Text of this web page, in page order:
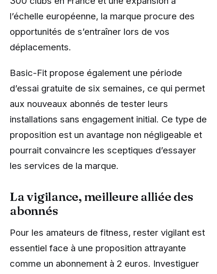
l’échelle européenne, la marque procure des
opportunités de s’entraîner lors de vos
déplacements.
Basic-Fit propose également une période
d’essai gratuite de six semaines, ce qui permet
aux nouveaux abonnés de tester leurs
installations sans engagement initial. Ce type de
proposition est un avantage non négligeable et
pourrait convaincre les sceptiques d’essayer
les services de la marque.
La vigilance, meilleure alliée des
abonnés
Pour les amateurs de fitness, rester vigilant est
essentiel face à une proposition attrayante
comme un abonnement à 2 euros. Investiguer